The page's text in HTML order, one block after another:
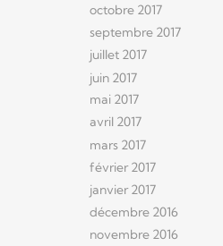
octobre 2017
septembre 2017
juillet 2017
juin 2017
mai 2017
avril 2017
mars 2017
février 2017
janvier 2017
décembre 2016
novembre 2016